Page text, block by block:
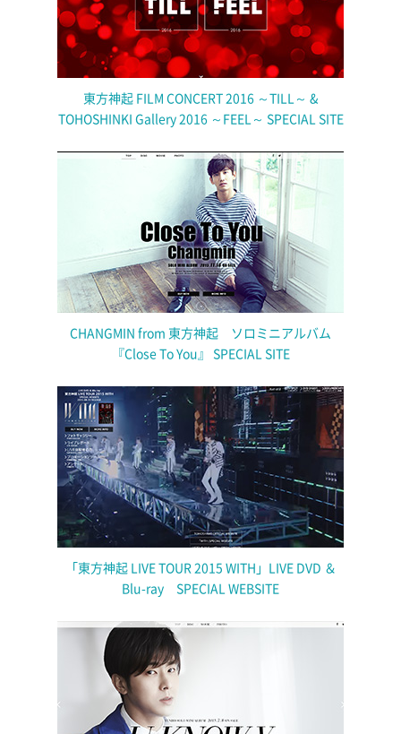
東方神起 FILM CONCERT 2016 ～TILL～ &
TOHOSHINKI Gallery 2016 ～FEEL～ SPECIAL SITE
CHANGMIN from 東方神起 ソロミニアルバム
『Close To You』 SPECIAL SITE
「東方神起 LIVE TOUR 2015 WITH」LIVE DVD ＆
Blu-ray SPECIAL WEBSITE